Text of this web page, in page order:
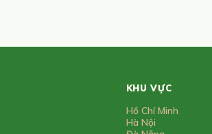
KHU VỰC
Hồ Chí Minh
Hà Nội